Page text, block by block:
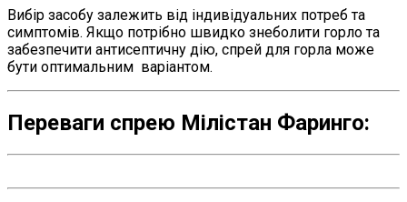
Вибір засобу залежить від індивідуальних потреб та
симптомів. Якщо потрібно швидко знеболити горло та
забезпечити антисептичну дію, спрей для горла може
бути оптимальним варіантом.
Переваги спрею Мілістан Фаринго: